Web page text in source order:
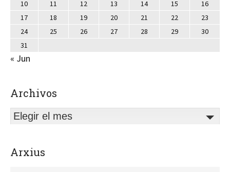
10
11 12 13 14 15
16
17
18 19 20 21 22
23
24
25 26 27 28 29
30
31
« Jun
Archivos
Elegir el mes
Arxius